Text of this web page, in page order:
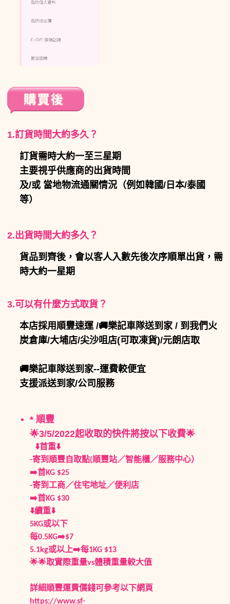
1.訂貨時間大約多久？
訂貨需時大約一至三星期
主要視乎供應商的出貨時間
及/或 當地物流通關情況（例如韓國/日本/泰國
等）
2.出貨時間大約多久？
貨品到齊後，會以客人入數先後次序順單出貨，需
時大約一星期
3.可以有什麼方式取貨？
本店採用順豐速運 /🚚樂記車隊送到家 / 到我們火
炭倉庫/大埔店/尖沙咀店(可取凍貨)/元朗店取
🚚樂記車隊送到家--運費較便宜
支援派送到家/公司服務
* 順豐
🌟3/5/2022起收取的快件將按以下收費🌟
⬇️首重⬇️
-寄到順豐自取點(順豐站／智能櫃／服務中心）
➡️首KG $25
-寄到工商／住宅地址／便利店
➡️首KG $30
⬇️續重⬇️
5KG或以下
每0.5KG➡️$7
5.1kg或以上➡️每1KG $13
🌟🌟取實際重量vs體積重量較大值
詳細順豐運費價錢可參考以下網頁
https://www.sf-